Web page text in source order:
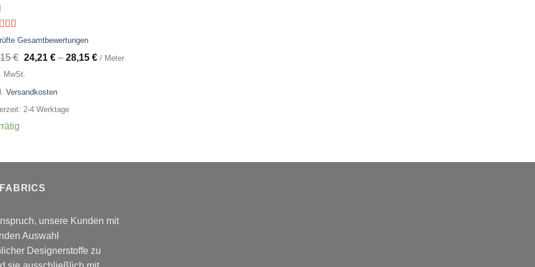
Gesamtbewertungen
€ 24,21 €– 28,15 € / Meter
MwSt.
Versandkosten
2-4 Werktage
unsere Kunden mit
Auswahl
Designerstoffe zu